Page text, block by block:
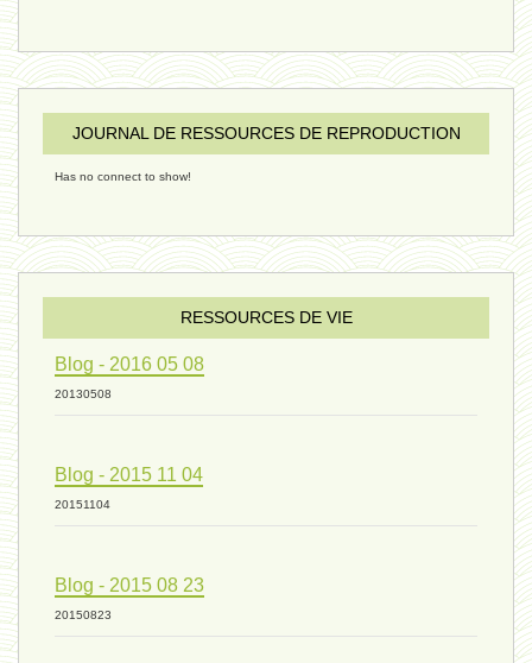
humain 08 - 16 décembre 2024
sexualité 06 - 9 octobre 2024
ressources de vie 04 - 26
mode de production industriel 01 -
JOURNAL DE RESSOURCES DE REPRODUCTION
Has no connect to show!
RESSOURCES DE VIE
Blog - 2016 05 08
20130508
Blog - 2015 11 04
20151104
Blog - 2015 08 23
20150823